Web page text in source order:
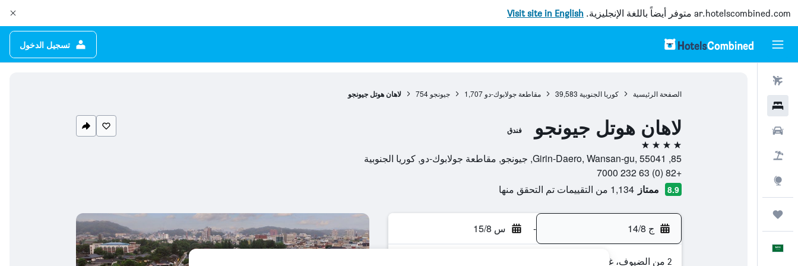
ar.hotelscombined.com متوفر أيضاً باللغة الإنجليزية. Visit site in English
تسجيل الدخول
الصفحة الرئيسية كوريا الجنوبية 39,583 مقاطعة جولابوك-دو 1,707 جيونجو 754 لاهان هوتل جيونجو
لاهان هوتل جيونجو فندق
4 نجوم
85, Girin-Daero, Wansan-gu, 55041, جيونجو, مقاطعة جولابوك-دو, كوريا الجنوبية
+82 (0) 63 232 7000
8.9 ممتاز 1,134 من التقييمات تم التحقق منها
ج 14/8 - س 15/8
2 من الضيوف، غرفة واحدة